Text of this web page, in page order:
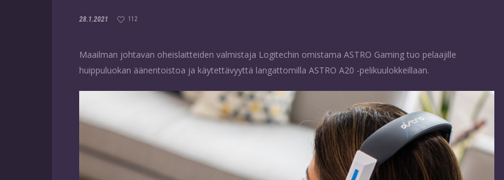
28.1.2021 112
Maailman johtavan oheislaitteiden valmistaja Logitechin omistama ASTRO Gaming tuo pelaajille
huippuluokan äänentoistoa ja käytettävyyttä langattomilla ASTRO A20 -pelikuulokkeillaan.